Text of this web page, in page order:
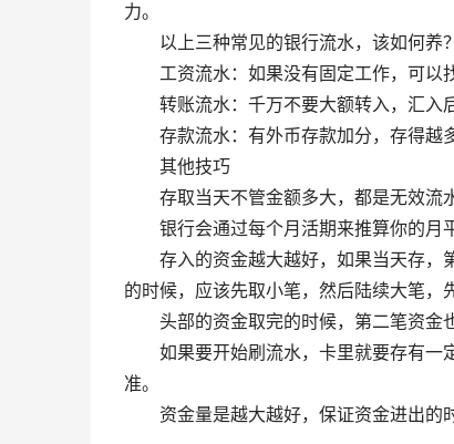
力。
以上三种常见的银行流水，该如何养？
工资流水：如果没有固定工作，可以找
转账流水：千万不要大额转入，汇入后
存款流水：有外币存款加分，存得越多
其他技巧
存取当天不管金额多大，都是无效流水
银行会通过每个月活期来推算你的月平
存入的资金越大越好，如果当天存，
的时候，应该先取小笔，然后陆续大笔，
头部的资金取完的时候，第二笔资金
如果要开始刷流水，卡里就要存有一
准。
资金量是越大越好，保证资金进出的时